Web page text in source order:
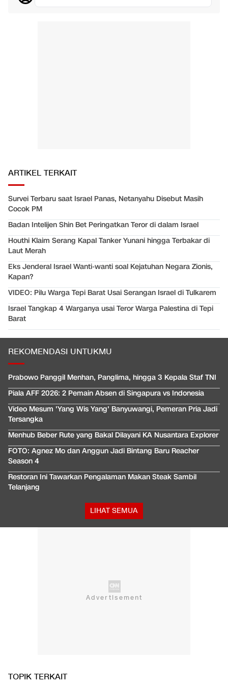
ARTIKEL TERKAIT
Survei Terbaru saat Israel Panas, Netanyahu Disebut Masih
Cocok PM
Badan Intelijen Shin Bet Peringatkan Teror di dalam Israel
Houthi Klaim Serang Kapal Tanker Yunani hingga Terbakar di
Laut Merah
Eks Jenderal Israel Wanti-wanti soal Kejatuhan Negara Zionis,
Kapan?
VIDEO: Pilu Warga Tepi Barat Usai Serangan Israel di Tulkarem
Israel Tangkap 4 Warganya usai Teror Warga Palestina di Tepi
Barat
REKOMENDASI UNTUKMU
Prabowo Panggil Menhan, Panglima, hingga 3 Kepala Staf TNI
Piala AFF 2026: 2 Pemain Absen di Singapura vs Indonesia
Video Mesum 'Yang Wis Yang' Banyuwangi, Pemeran Pria Jadi
Tersangka
Menhub Beber Rute yang Bakal Dilayani KA Nusantara Explorer
FOTO: Agnez Mo dan Anggun Jadi Bintang Baru Reacher
Season 4
Restoran Ini Tawarkan Pengalaman Makan Steak Sambil
Telanjang
LIHAT SEMUA
TOPIK TERKAIT